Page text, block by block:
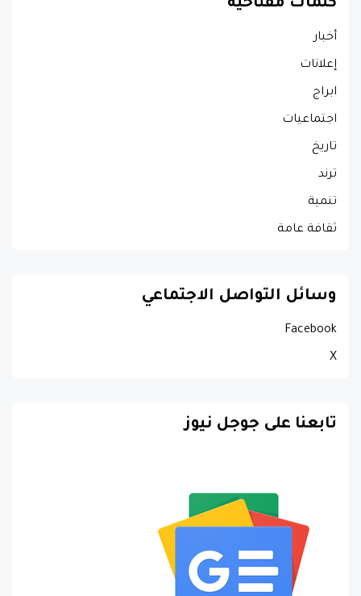
كلمات مفتاحية
أخبار
إعلانات
ابراج
اجتماعيات
تاريخ
ترند
تنمية
ثقافة عامة
وسائل التواصل الاجتماعي
Facebook
X
تابعنا على جوجل نيوز